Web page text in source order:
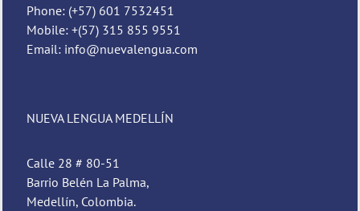
Phone: (+57) 601 7532451
Mobile: +(57) 315 855 9551
Email: info@nuevalengua.com
NUEVA LENGUA MEDELLÍN
Calle 28 # 80-51
Barrio Belén La Palma,
Medellín, Colombia.